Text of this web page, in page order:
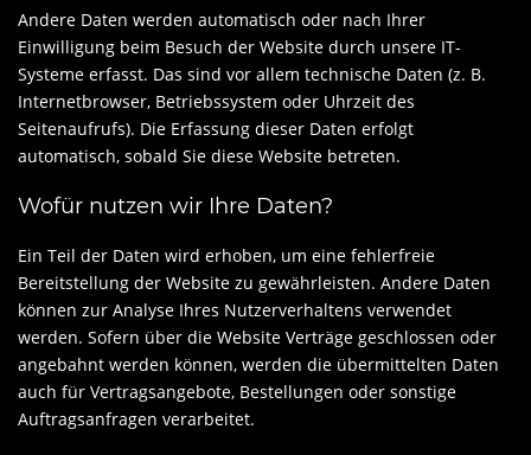
Andere Daten werden automatisch oder nach Ihrer
Einwilligung beim Besuch der Website durch unsere IT-
Systeme erfasst. Das sind vor allem technische Daten (z. B.
Internetbrowser, Betriebssystem oder Uhrzeit des
Seitenaufrufs). Die Erfassung dieser Daten erfolgt
automatisch, sobald Sie diese Website betreten.
Wofür nutzen wir Ihre Daten?
Ein Teil der Daten wird erhoben, um eine fehlerfreie
Bereitstellung der Website zu gewährleisten. Andere Daten
können zur Analyse Ihres Nutzerverhaltens verwendet
werden. Sofern über die Website Verträge geschlossen oder
angebahnt werden können, werden die übermittelten Daten
auch für Vertragsangebote, Bestellungen oder sonstige
Auftragsanfragen verarbeitet.